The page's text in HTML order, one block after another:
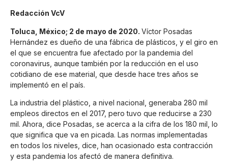
Redacción VcV
Toluca, México; 2 de mayo de 2020. Víctor Posadas
Hernández es dueño de una fábrica de plásticos, y el giro en
el que se encuentra fue afectado por la pandemia del
coronavirus, aunque también por la reducción en el uso
cotidiano de ese material, que desde hace tres años se
implementó en el país.
La industria del plástico, a nivel nacional, generaba 280 mil
empleos directos en el 2017, pero tuvo que reducirse a 230
mil. Ahora, dice Posadas, se acerca a la cifra de los 180 mil, lo
que significa que va en picada. Las normas implementadas
en todos los niveles, dice, han ocasionado esta contracción
y esta pandemia los afectó de manera definitiva.